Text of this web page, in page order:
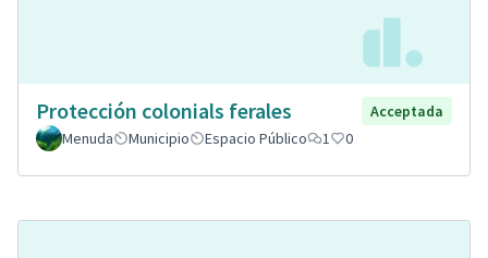
Protección colonials ferales
Acceptada
Menuda
Municipio Espacio Público 1 0